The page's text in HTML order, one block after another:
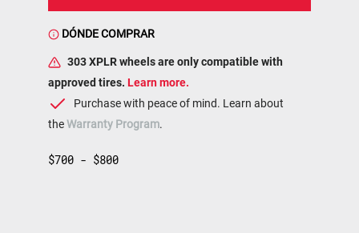
$700 - $800
DÓNDE COMPRAR
303 XPLR wheels are only compatible with
approved tires. Learn more.
Purchase with peace of mind. Learn about
theWarranty Program.